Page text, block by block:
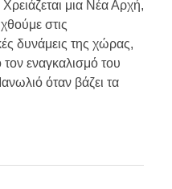
μια Νέα Αρχή,
στις
δυνάμεις της χώρας,
εναγκαλισμό του
όταν βάζει τα